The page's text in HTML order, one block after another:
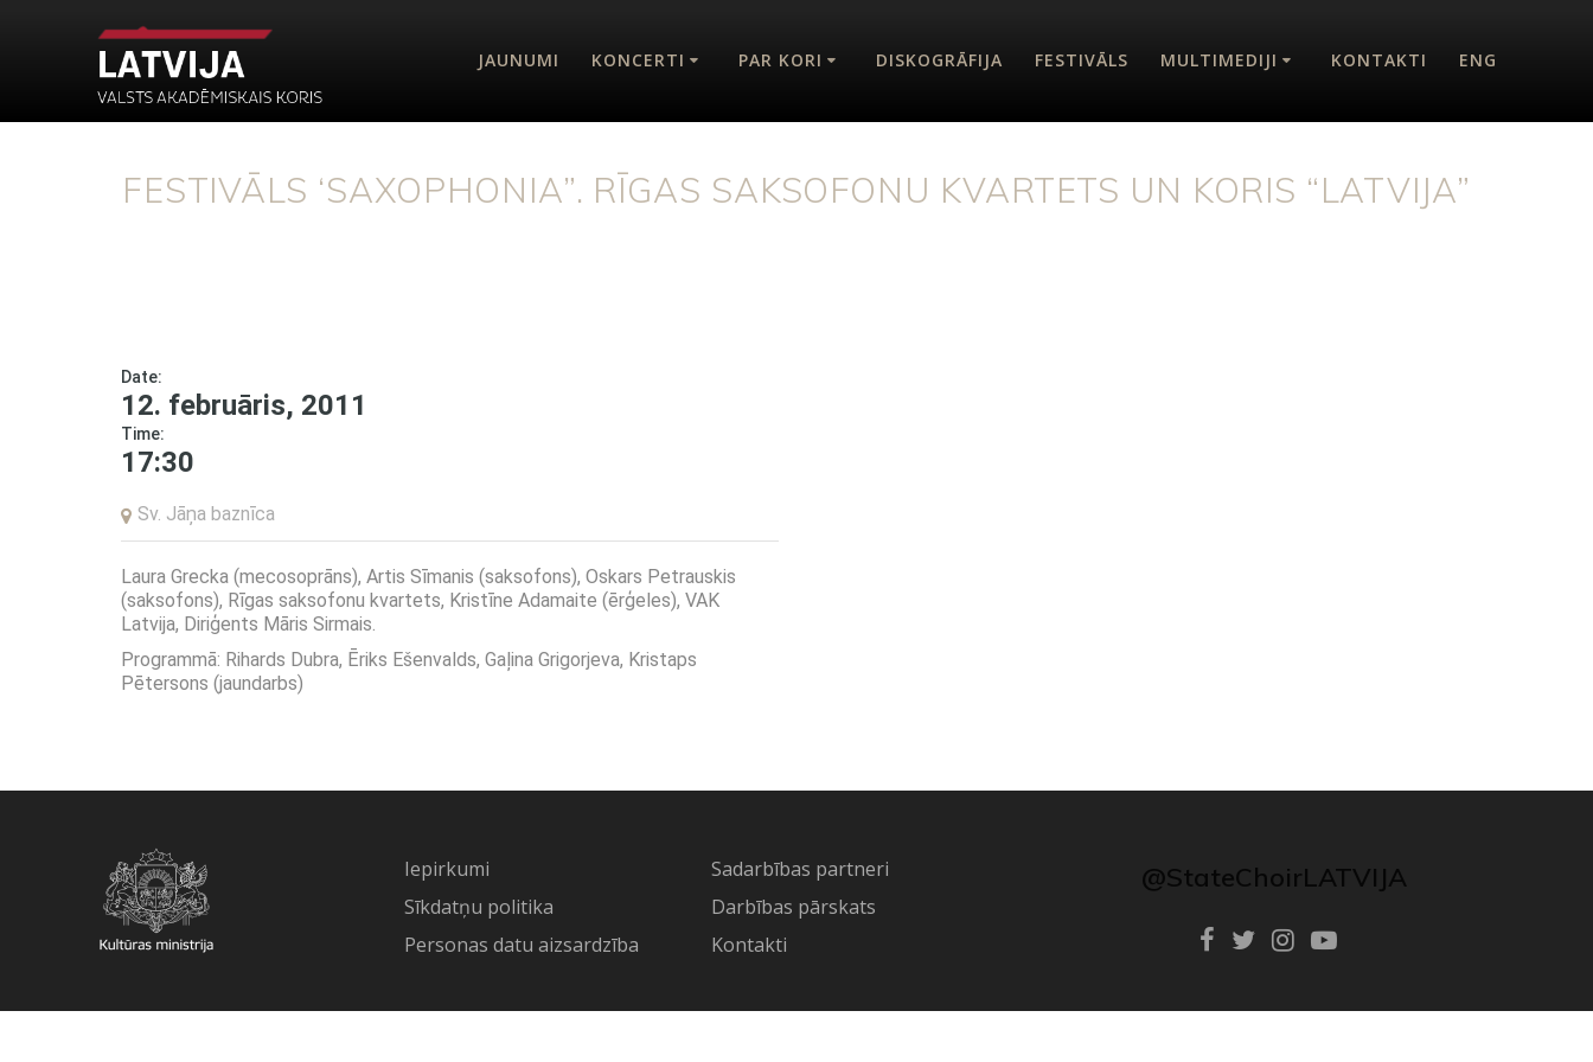
JAUNUMI KONCERTI PAR KORI DISKOGRĀFIJA FESTIVĀLS MULTIMEDIJI KONTAKTI ENG
FESTIVĀLS ‘SAXOPHONIA”. RĪGAS SAKSOFONU KVARTETS UN KORIS “LATVIJA”
Date:
12. februāris, 2011
Time:
17:30
Sv. Jāņa baznīca
Laura Grecka (mecosoprāns), Artis Sīmanis (saksofons), Oskars Petrauskis
(saksofons), Rīgas saksofonu kvartets, Kristīne Adamaite (ērģeles), VAK
Latvija, Diriģents Māris Sirmais.
Programmā: Rihards Dubra, Ēriks Ešenvalds, Gaļina Grigorjeva, Kristaps
Pētersons (jaundarbs)
Iepirkumi
Sīkdatņu politika
Personas datu aizsardzība
Sadarbības partneri
Darbības pārskats
Kontakti
@StateChoirLATVIJA